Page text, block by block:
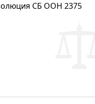
СБ ООН 2375